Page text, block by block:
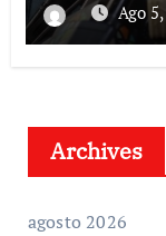
Ago
Archives
agosto 2026